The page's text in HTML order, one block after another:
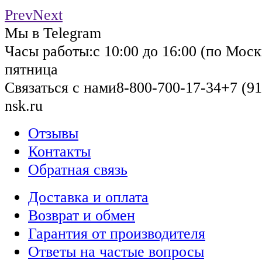
PrevNext
Мы в Telegram
Часы работы:с 10:00 до 16:00 (по
пятница
Связаться с нами8-800-700-17-34+7
nsk.ru
Отзывы
Контакты
Обратная связь
Доставка и оплата
Возврат и обмен
Гарантия от производителя
Ответы на частые вопросы